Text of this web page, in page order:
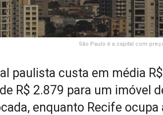
São Paulo é a capital com
paulista custa em média
R$ 2.879 para um imóvel
enquanto Recife